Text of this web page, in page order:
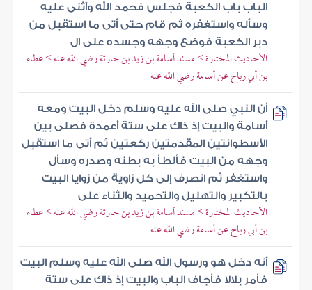
الباب باب الكعبة فجلس فحمد الله وأثنى عليه
وسأله واستغفره ثم قام حتى أتى ما استقبل من
دبر الكعبة فوضع وجهه وجسده على ال
الأحاديث المختارة > مسند أسامة بن زيد بن حارثة رضي الله عنه > عطاء
بن أبي رباح عن أسامة رضي الله عنه
أن النبي صلى الله عليه وسلم دخل البيت ومعه
أسامة والبيت إذ ذاك على ستة أعمدة فصلى بين
الأسطوانتين المقدمتين ركعتين ثم أتى ما استقبل
وجهه من البيت فألطأ به بطنه وصدره وسأل
واستغفر ثم انصرف إلى كل زاوية من زوايا البيت
بالتكبير والتهليل والتحميد والثناء على
الأحاديث المختارة > مسند أسامة بن زيد بن حارثة رضي الله عنه > عطاء
بن أبي رباح عن أسامة رضي الله عنه
أنه دخل هو ورسول الله صلى الله عليه وسلم البيت
فأمر بلالا فأجاف الباب والبيت إذ ذاك على ستة